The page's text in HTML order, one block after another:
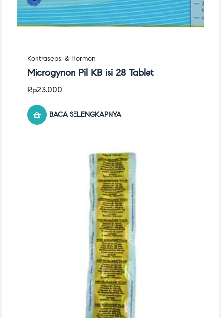
Kontrasepsi & Hormon
Microgynon Pil KB isi 28 Tablet
Rp23.000
BACA SELENGKAPNYA